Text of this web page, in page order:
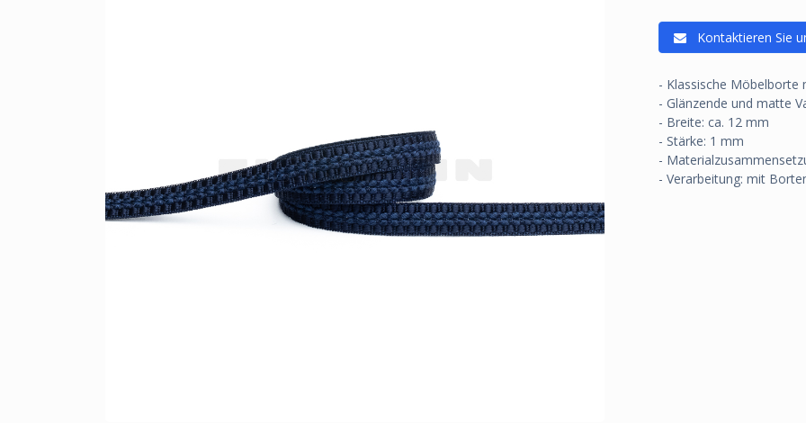
Kontaktieren Sie
- Klassische
- Glänzende und matte
- Breite: ca. 12 mm
- Stärke: 1 mm
-
- Verarbeitung: mit